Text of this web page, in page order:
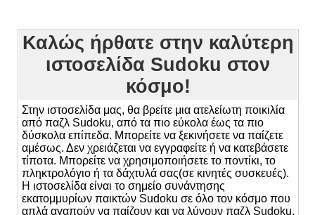
Καλώς ήρθατε στην καλύτερη
ιστοσελίδα Sudoku στον
κόσμο!
Στην ιστοσελίδα μας, θα βρείτε μια ατελείωτη ποικιλία
από παζλ Sudoku, από τα πιο εύκολα έως τα πιο
δύσκολα επίπεδα. Μπορείτε να ξεκινήσετε να παίζετε
αμέσως. Δεν χρειάζεται να εγγραφείτε ή να κατεβάσετε
τίποτα. Μπορείτε να χρησιμοποιήσετε το ποντίκι, το
πληκτρολόγιο ή τα δάχτυλά σας(σε κινητές συσκευές).
Η ιστοσελίδα είναι το σημείο συνάντησης
εκατομμυρίων παικτών Sudoku σε όλο τον κόσμο που
απλά αγαπούν να παίζουν και να λύνουν παζλ Sudoku.